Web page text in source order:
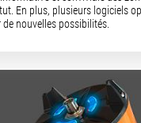
En plus, plusieurs logiciels
nouvelles possibilités.